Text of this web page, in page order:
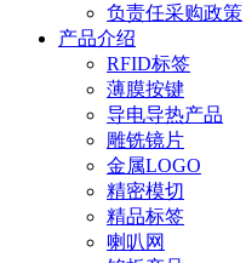
负责任采购政策
产品介绍
RFID标签
薄膜按键
导电导热产品
雕铣镜片
金属LOGO
精密模切
精品标签
喇叭网